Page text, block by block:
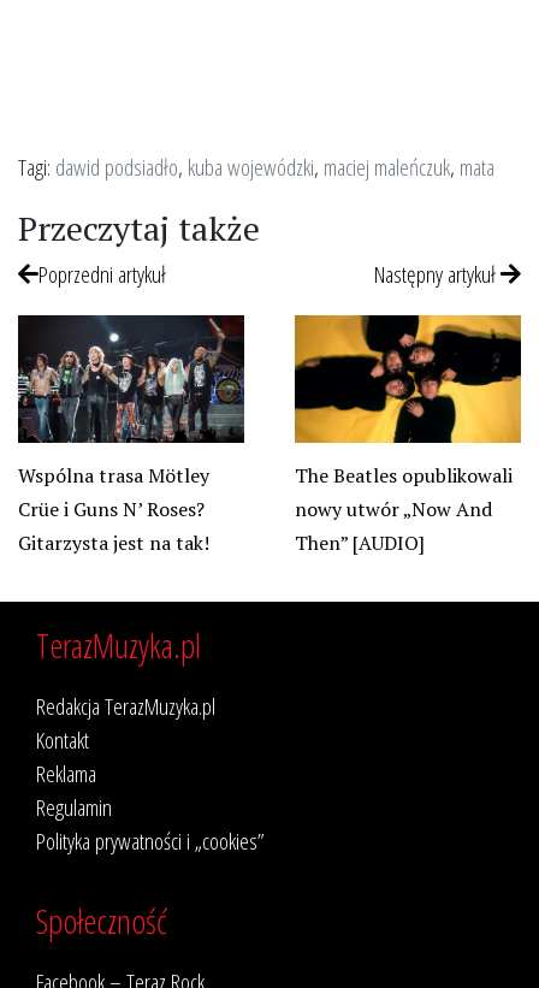
Tagi: dawid podsiadło, kuba wojewódzki, maciej maleńczuk, mata
Przeczytaj także
Poprzedni artykuł
Wspólna trasa Mötley
Crüe i Guns N’ Roses?
Gitarzysta jest na tak!
Następny artykuł
The Beatles opublikowali
nowy utwór „Now And
Then” [AUDIO]
TerazMuzyka.pl
Redakcja TerazMuzyka.pl
Kontakt
Reklama
Regulamin
Polityka prywatności i „cookies”
Społeczność
Facebook – Teraz Rock